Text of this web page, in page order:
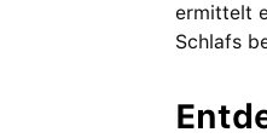
ermittelt
Schlafs